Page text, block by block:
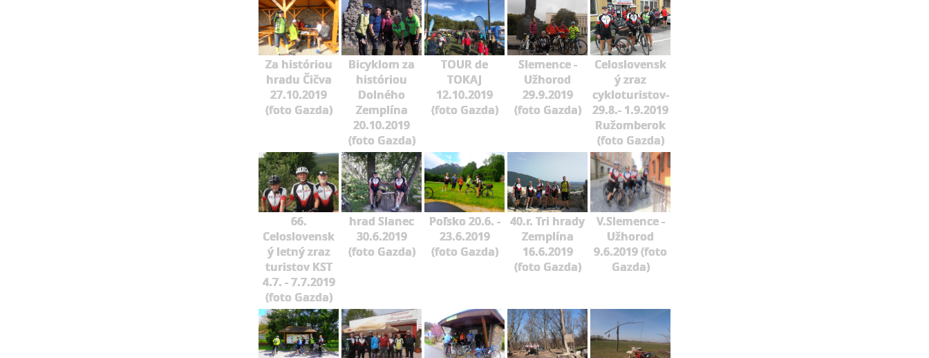
Za históriou
hradu Čičva
27.10.2019
(foto Gazda)
Bicyklom za
históriou
Dolného
Zemplína
20.10.2019
(foto Gazda)
TOUR de
TOKAJ
12.10.2019
(foto Gazda)
Slemence -
Užhorod
29.9.2019
(foto Gazda)
Celoslovensk
ý zraz
cykloturistov-
29.8.- 1.9.2019
Ružomberok
(foto Gazda)
66.
Celoslovensk
ý letný zraz
turistov KST
4.7. - 7.7.2019
(foto Gazda)
hrad Slanec
30.6.2019
(foto Gazda)
Poľsko 20.6. -
23.6.2019
(foto Gazda)
40.r. Tri hrady
Zemplína
16.6.2019
(foto Gazda)
V.Slemence -
Užhorod
9.6.2019 (foto
Gazda)